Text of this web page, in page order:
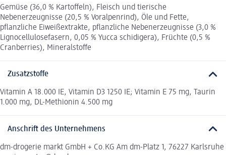
Gemüse (36,0 % Kartoffeln), Fleisch und tierische
Nebenerzeugnisse (20,5 % Voralpenrind), Öle und Fette,
pflanzliche Eiweißextrakte, pflanzliche Nebenerzeugnisse (3,0 %
Lignocellulosefasern, 0,05 % Yucca schidigera), Früchte (0,5 %
Cranberries), Mineralstoffe
Zusatzstoffe
Vitamin A 18.000 IE, Vitamin D3 1250 IE; Vitamin E 75 mg, Taurin
1.000 mg, DL-Methionin 4.500 mg
Anschrift des Unternehmens
dm-drogerie markt GmbH + Co.KG Am dm-Platz 1, 76227 Karlsruhe